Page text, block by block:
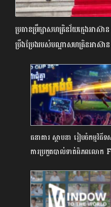
ប្រធានប្រឹក្សាសហគ្រិនវ័យក្មេងអា
ប្រឹងប្រែងរបស់បណ្តាសហគ្រិនអាស៊ាន
ធនាគារ ស្ថាបនា រៀបចំកម្មវិធីទ
ការប្រកួតបាល់ទាត់ពិភពលោក
Sathapana Viewing
Party​